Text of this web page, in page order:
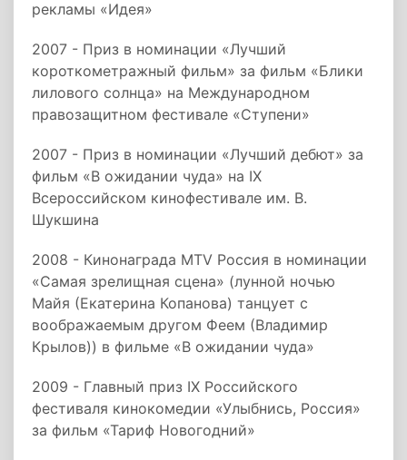
рекламы «Идея»
2007 - Приз в номинации «Лучший
короткометражный фильм» за фильм «Блики
лилового солнца» на Международном
правозащитном фестивале «Ступени»
2007 - Приз в номинации «Лучший дебют» за
фильм «В ожидании чуда» на IX
Всероссийском кинофестивале им. В.
Шукшина
2008 - Кинонаграда MTV Россия в номинации
«Самая зрелищная сцена» (лунной ночью
Майя (Екатерина Копанова) танцует с
воображаемым другом Феем (Владимир
Крылов)) в фильме «В ожидании чуда»
2009 - Главный приз IX Российского
фестиваля кинокомедии «Улыбнись, Россия»
за фильм «Тариф Новогодний»